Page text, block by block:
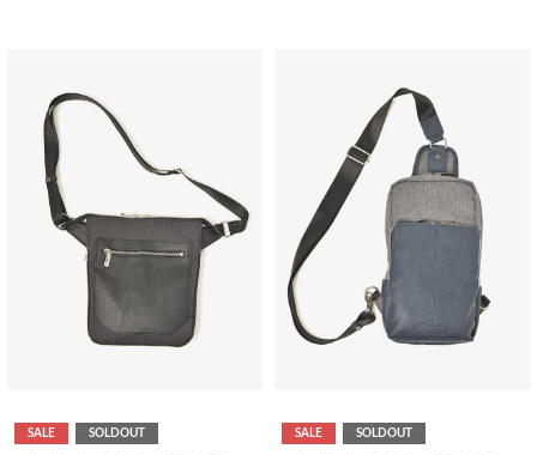
SALE SOLDOUT SALE SOLDOUT